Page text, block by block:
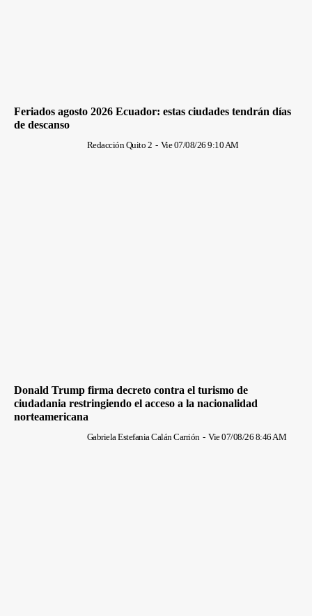
Feriados agosto 2026 Ecuador: estas ciudades tendrán días
de descanso
Redacción Quito 2 - Vie 07/08/26 9:10 AM
Donald Trump firma decreto contra el turismo de
ciudadania restringiendo el acceso a la nacionalidad
norteamericana
Gabriela Estefania Calán Carrión - Vie 07/08/26 8:46 AM